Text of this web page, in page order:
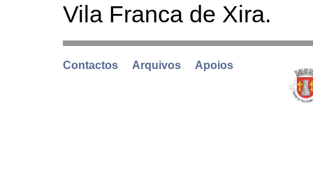
Vila Franca de Xira.
Contactos Arquivos Apoios